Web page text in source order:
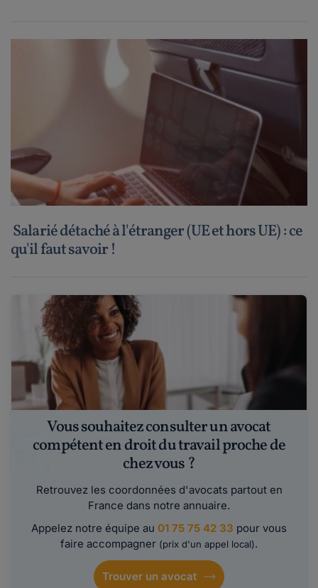
Salarié détaché à l'étranger (UE et hors UE) : ce
qu'il faut savoir !
Vous souhaitez consulter un avocat
compétent en droit du travail proche de
chez vous ?
Retrouvez les coordonnées d'avocats partout en
France dans notre annuaire.
Appelez notre équipe au 01 75 75 42 33 pour vous
faire accompagner (prix d'un appel local).
Trouver un avocat